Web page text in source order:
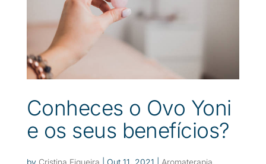
Conheces o Ovo Yoni
e os seus benefícios?